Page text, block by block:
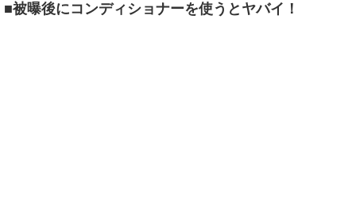
■被曝後にコンディショナーを使うとヤバイ！